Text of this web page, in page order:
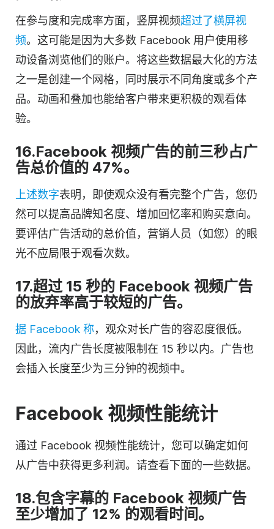
在参与度和完成率方面，竖屏视频超过了横屏视
频。这可能是因为大多数 Facebook 用户使用移
动设备浏览他们的账户。将这些数据最大化的方法
之一是创建一个网格，同时展示不同角度或多个产
品。动画和叠加也能给客户带来更积极的观看体
验。
16.Facebook 视频广告的前三秒占广
告总价值的 47%。
上述数字表明，即使观众没有看完整个广告，您仍
然可以提高品牌知名度、增加回忆率和购买意向。
要评估广告活动的总价值，营销人员（如您）的眼
光不应局限于观看次数。
17.超过 15 秒的 Facebook 视频广告
的放弃率高于较短的广告。
据 Facebook 称，观众对长广告的容忍度很低。
因此，流内广告长度被限制在 15 秒以内。广告也
会插入长度至少为三分钟的视频中。
Facebook 视频性能统计
通过 Facebook 视频性能统计，您可以确定如何
从广告中获得更多利润。请查看下面的一些数据。
18.包含字幕的 Facebook 视频广告
至少增加了 12% 的观看时间。